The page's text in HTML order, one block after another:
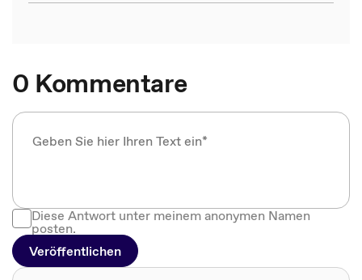
0 Kommentare
Diese Antwort unter meinem anonymen Namen
posten.
Veröffentlichen